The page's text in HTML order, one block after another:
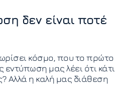
δεν είναι ποτέ
κόσμο, που το πρώτο
μας λέει ότι κάτι
Αλλά η καλή μας διάθεση